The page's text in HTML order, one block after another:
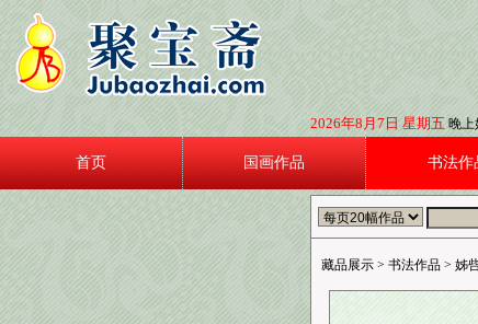
2026年8月7日 星期五 晚上
首页 国画作品 书法作
藏品展示 > 书法作品 > 姊